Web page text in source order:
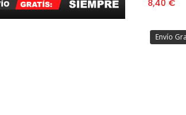
8,40 €
Envío